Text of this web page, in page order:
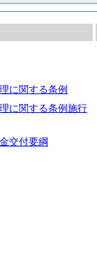
に関する条例
に関する条例施行
交付要綱